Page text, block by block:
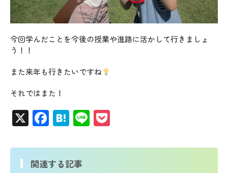
今回学んだことを今後の授業や進路に活かして行きましょ
う！！
また来年も行きたいですね
それではまた！
X Facebook
Hatena
Line
関連する記事